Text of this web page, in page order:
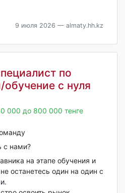
9 июля 2026 — almaty.hh.kz
по
с нуля
000 до 800 000 тенге
с нами?
на этапе обучения и
останетесь один на один с